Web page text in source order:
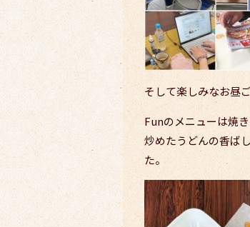
そして楽しみなお昼
Funのメニューは焼
炒めたうどんの香ば
た。